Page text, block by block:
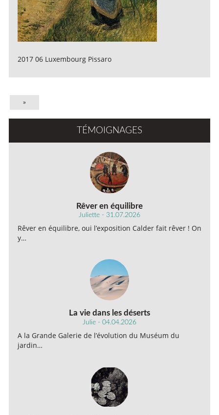
2017 06 Luxembourg Pissaro
»
TÉMOIGNAGES
Rêver en équilibre
Juliette - 31.07.2026
Rêver en équilibre, oui l’exposition Calder fait rêver ! On
y…
La vie dans les déserts
Julie - 04.04.2026
A la Grande Galerie de l’évolution du Muséum du
jardin…